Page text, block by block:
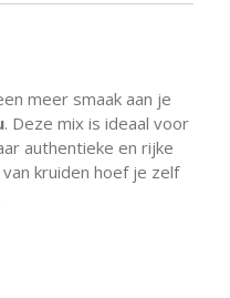
meer smaak aan je
. Deze mix is ideaal voor
authentieke en rijke
kruiden hoef je zelf